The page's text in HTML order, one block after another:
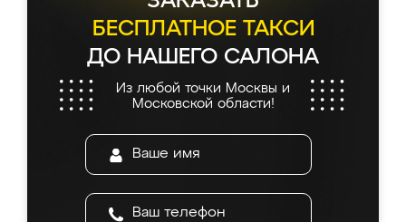
БЕСПЛАТНОЕ ТАКСИ
ДО НАШЕГО САЛОНА
Из любой точки Москвы и
Московской области!